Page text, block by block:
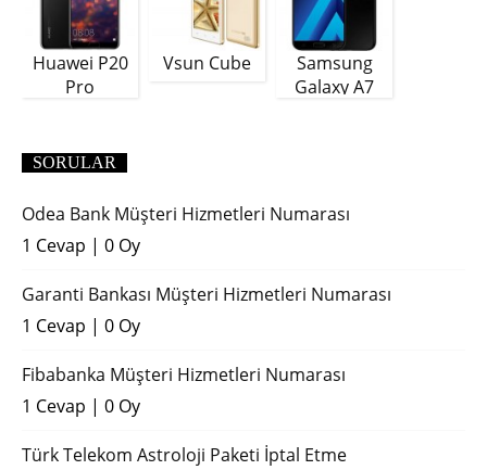
Huawei P20
Pro
Vsun Cube
Samsung
Galaxy A7
SORULAR
Odea Bank Müşteri Hizmetleri Numarası
1 Cevap | 0 Oy
Garanti Bankası Müşteri Hizmetleri Numarası
1 Cevap | 0 Oy
Fibabanka Müşteri Hizmetleri Numarası
1 Cevap | 0 Oy
Türk Telekom Astroloji Paketi İptal Etme